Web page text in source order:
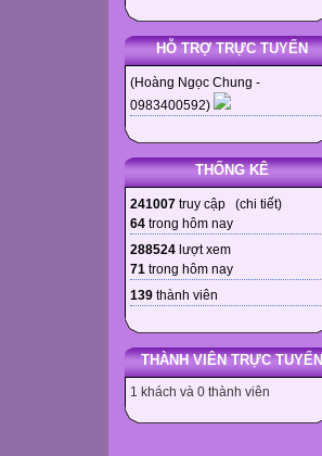
HỖ TRỢ TRỰC TUYẾN
(Hoàng Ngọc Chung -
0983400592)
THỐNG KÊ
241007 truy cập (chi tiết)
64 trong hôm nay
288524 lượt xem
71 trong hôm nay
139 thành viên
THÀNH VIÊN TRỰC TUYẾN
1 khách và 0 thành viên